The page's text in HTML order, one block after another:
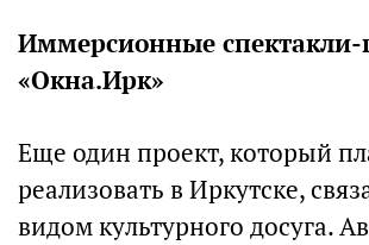
Иммерсионные спектакли-
«Окна.Ирк»
Еще один проект, который
реализовать в Иркутске,
видом культурного досуга.